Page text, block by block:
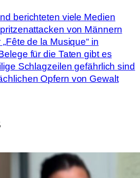
berichteten viele Medien
von Männern
de la Musique“ in
für die Taten gibt es
Schlagzeilen gefährlich sind
Opfern von Gewalt